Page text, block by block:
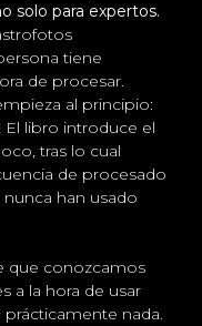
solo para expertos.
tiene
de procesar.
al principio:
El libro introduce el
tras lo cual
de procesado
han usado
que conozcamos
a la hora de usar
nada.